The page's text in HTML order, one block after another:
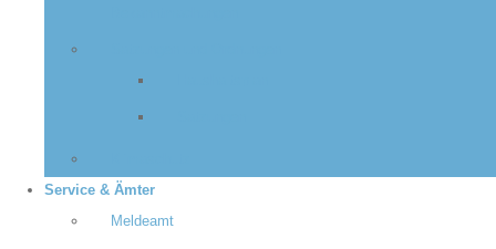
Service & Ämter
Meldeamt